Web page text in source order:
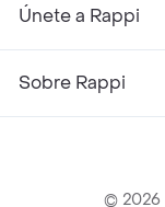
Únete a Rappi
Sobre Rappi
© 2026